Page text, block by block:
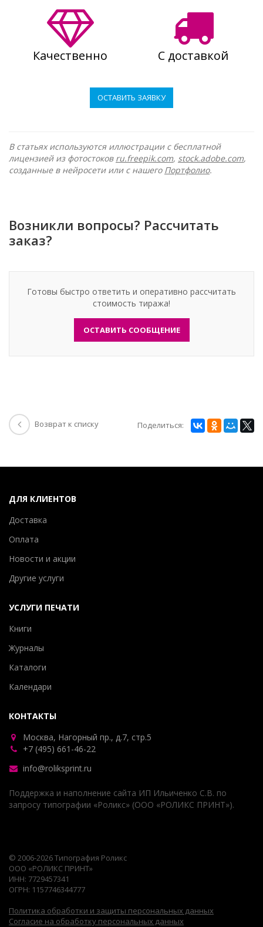
Качественно С доставкой
ОСТАВИТЬ ЗАЯВКУ
В статьях используются иллюстрации с бесплатной
лицензией из фотостоков ru.freepik.com, stock.adobe.com,
созданные в нейросети или с нашего Портфолио.
Возникли вопросы? Рассчитать
заказ?
Готовы быстро ответить и оперативно рассчитать
стоимость тиража!
ОСТАВИТЬ СООБЩЕНИЕ
Возврат к списку Поделиться:
ДЛЯ КЛИЕНТОВ
Доставка
Оплата
Новости и акции
Другие услуги
УСЛУГИ ПЕЧАТИ
Книги
Журналы
Каталоги
Календари
КОНТАКТЫ
Москва, Нагорный пр., д.7, стр.5
+7 (495) 661-46-22
info@roliksprint.ru
Поддержка и наполнение сайта ИП Ильиченко С.В. по
запросу типографии «Роликс» (ООО «РОЛИКС ПРИНТ»).
© 2006-2026 Типография Роликс
ООО «РОЛИКС ПРИНТ»
ИНН: 7729457341
ОГРН: 1157746344777
Политика обработки и защиты персональных данных
Согласие на обработку персональных данных